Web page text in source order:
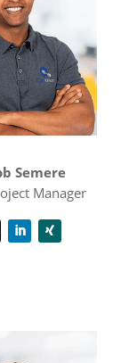
Semere
Manager